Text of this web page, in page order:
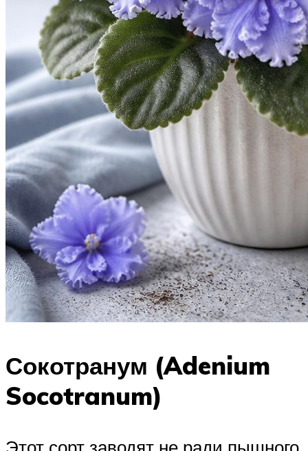
Сокотранум (Adenium
Socotranum)